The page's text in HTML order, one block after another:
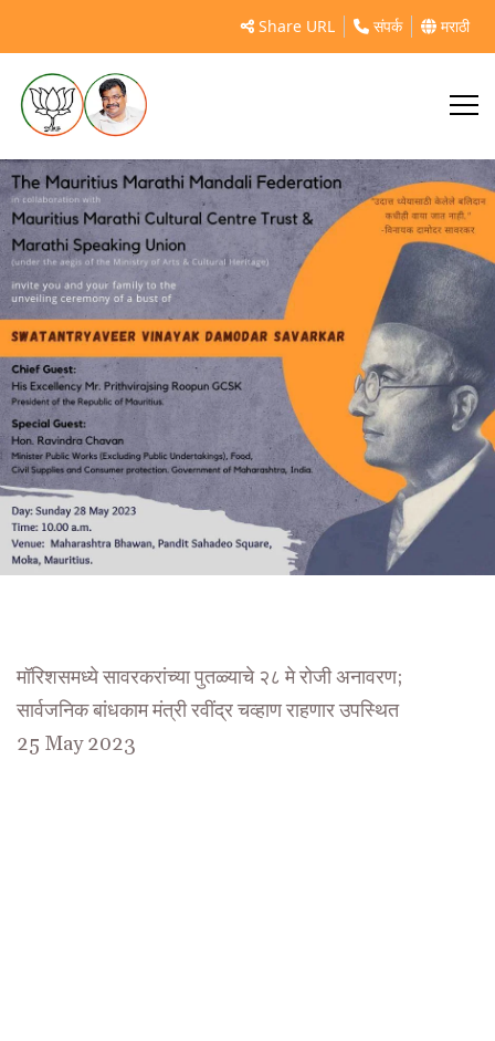
Share URL संपर्क मराठी
https://mahasamvad.in/97064/
मॉरिशसमध्ये सावरकरांच्या पुतळ्याचे २८ मे रोजी अनावरण;
सार्वजनिक बांधकाम मंत्री रवींद्र चव्हाण राहणार उपस्थित
25 May 2023